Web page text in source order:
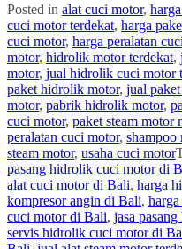
Posted in alat cuci motor,
cuci motor terdekat, harga
cuci motor, harga peralatan
motor, hidrolik motor terdekat,
motor, jual hidrolik cuci motor
paket hidrolik motor, jual
motor, pabrik hidrolik motor,
cuci motor, paket steam motor
peralatan cuci motor, shampoo
steam motor, usaha cuci motor
pasang hidrolik cuci motor di
alat cuci motor di Bali, harga
kompresor angin di Bali,
cuci motor di Bali, jasa
servis hidrolik cuci motor di